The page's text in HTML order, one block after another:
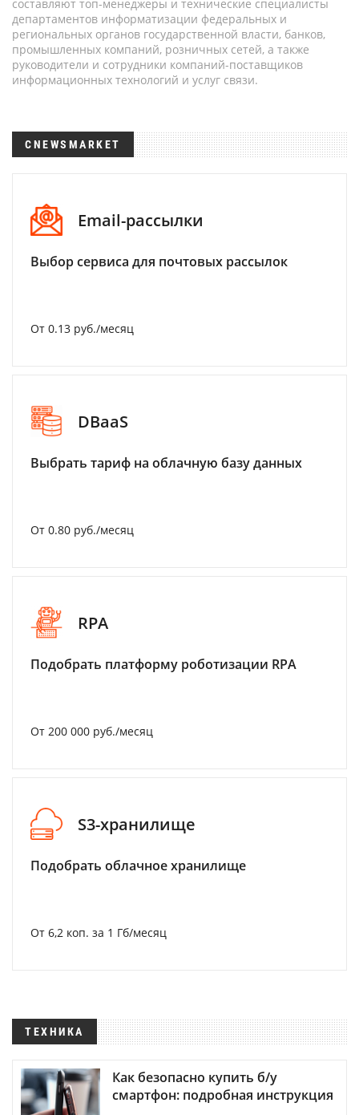
составляют топ-менеджеры и технические специалисты
департаментов информатизации федеральных и
региональных органов государственной власти, банков,
промышленных компаний, розничных сетей, а также
руководители и сотрудники компаний-поставщиков
информационных технологий и услуг связи.
CNEWSMARKET
Email-рассылки
Выбор сервиса для почтовых рассылок
От 0.13 руб./месяц
DBaaS
Выбрать тариф на облачную базу данных
От 0.80 руб./месяц
RPA
Подобрать платформу роботизации RPA
От 200 000 руб./месяц
S3-хранилище
Подобрать облачное хранилище
От 6,2 коп. за 1 Гб/месяц
ТЕХНИКА
Как безопасно купить б/у
смартфон: подробная инструкция